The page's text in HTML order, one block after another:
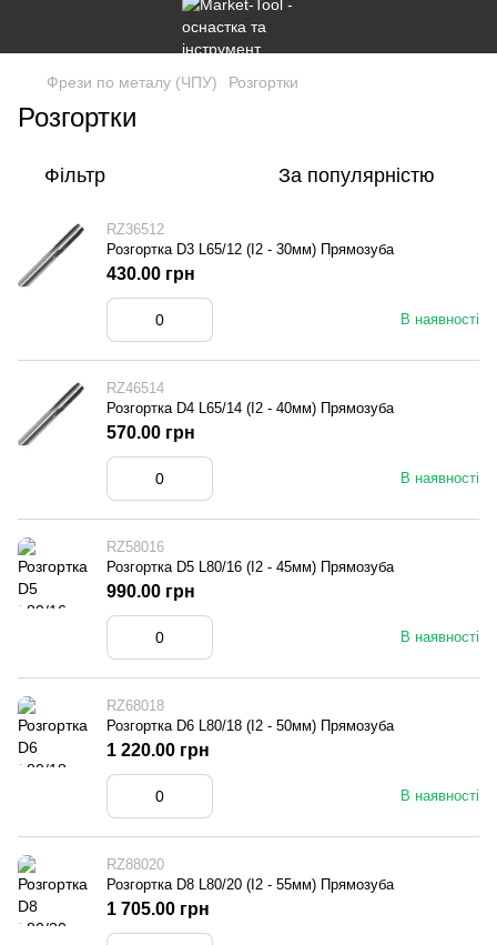
Фрези по металу (ЧПУ) Розгортки
Розгортки
Фільтр За популярністю
RZ36512
Розгортка D3 L65/12 (I2 - 30мм) Прямозуба
В наявності
430.00 грн
RZ46514
Розгортка D4 L65/14 (I2 - 40мм) Прямозуба
В наявності
570.00 грн
RZ58016
Розгортка D5 L80/16 (I2 - 45мм) Прямозуба
В наявності
990.00 грн
RZ68018
Розгортка D6 L80/18 (I2 - 50мм) Прямозуба
В наявності
1 220.00 грн
RZ88020
Розгортка D8 L80/20 (I2 - 55мм) Прямозуба
1 705.00 грн